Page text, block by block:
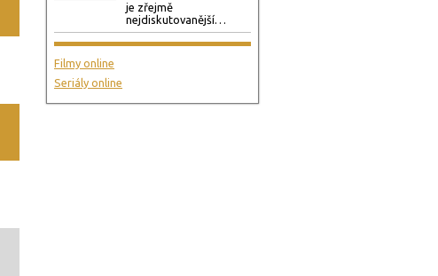
je zřejmě
nejdiskutovanější…
Filmy online
Seriály online